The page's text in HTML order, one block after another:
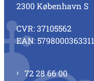
2300 København S
CVR: 37105562
EAN: 5798000363311
72 28 66 00